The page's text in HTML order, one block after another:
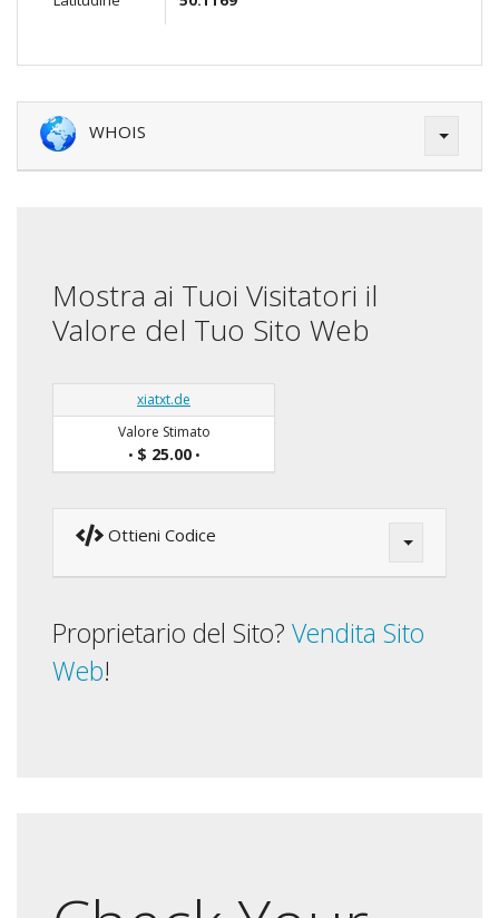
WHOIS
Mostra ai Tuoi Visitatori il
Valore del Tuo Sito Web
xiatxt.de
Valore Stimato
• $ 25.00•
Ottieni Codice
Proprietario del Sito? Vendita Sito
Web!